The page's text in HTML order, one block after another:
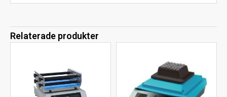
Relaterade produkter